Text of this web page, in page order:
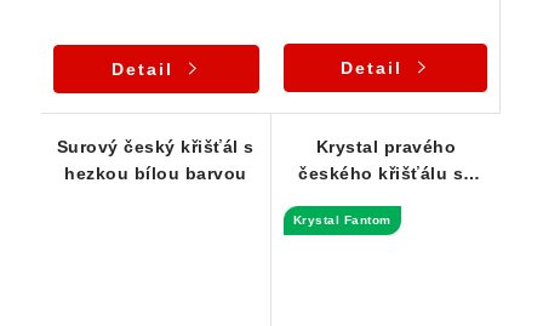
Detail Detail
Surový český křišťál s
hezkou bílou barvou
Krystal pravého
českého křišťálu se
špicí
Krystal Fantom